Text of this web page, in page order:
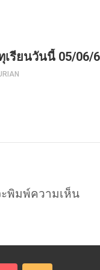
เรียนวันนี้ 05/06/
ะพิมพ์ความเห็น